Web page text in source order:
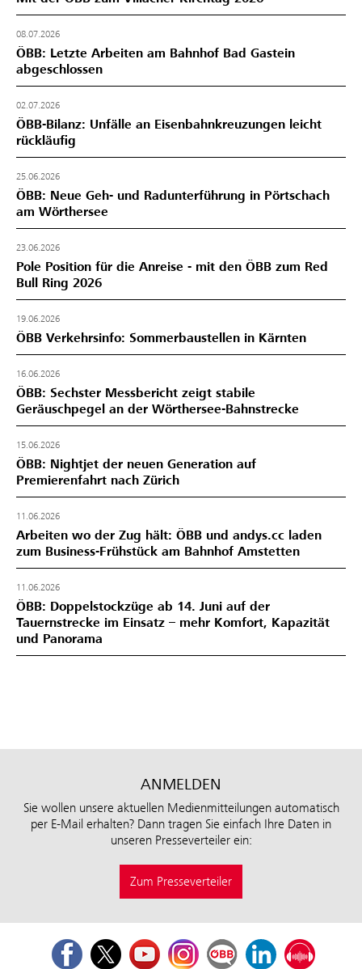
08.07.2026
ÖBB: Letzte Arbeiten am Bahnhof Bad Gastein
abgeschlossen
02.07.2026
ÖBB-Bilanz: Unfälle an Eisenbahnkreuzungen leicht
rückläufig
25.06.2026
ÖBB: Neue Geh- und Radunterführung in Pörtschach
am Wörthersee
23.06.2026
Pole Position für die Anreise - mit den ÖBB zum Red
Bull Ring 2026
19.06.2026
ÖBB Verkehrsinfo: Sommerbaustellen in Kärnten
16.06.2026
ÖBB: Sechster Messbericht zeigt stabile
Geräuschpegel an der Wörthersee-Bahnstrecke
15.06.2026
ÖBB: Nightjet der neuen Generation auf
Premierenfahrt nach Zürich
11.06.2026
Arbeiten wo der Zug hält: ÖBB und andys.cc laden
zum Business-Frühstück am Bahnhof Amstetten
11.06.2026
ÖBB: Doppelstockzüge ab 14. Juni auf der
Tauernstrecke im Einsatz – mehr Komfort, Kapazität
und Panorama
ANMELDEN
Sie wollen unsere aktuellen Medienmitteilungen automatisch
per E-Mail erhalten? Dann tragen Sie einfach Ihre Daten in
unseren Presseverteiler ein:
Zum Presseverteiler
FacebookTwitterYoutubeInstagramÖBB Corporate Blog
LinkedInPodcast